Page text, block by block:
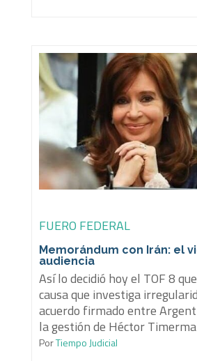
FUERO FEDERAL
Memorándum con Irán: el
audiencia
Así lo decidió hoy el TOF 8
causa que investiga
acuerdo firmado entre
la gestión de Héctor
PorTiempo Judicial